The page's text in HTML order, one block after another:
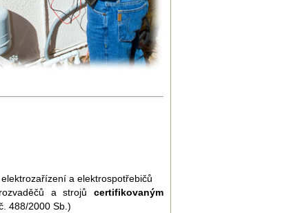
a elektrospotřebičů
a strojů certifikovaným
488/2000 Sb.)